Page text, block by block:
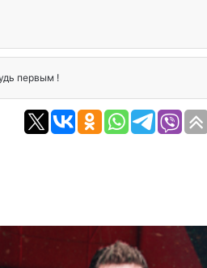
первым !